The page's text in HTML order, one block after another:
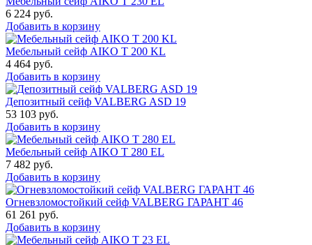
6 224 руб.
Добавить в корзину
Мебельный сейф AIKO T 200 KL
4 464 руб.
Добавить в корзину
Депозитный сейф VALBERG ASD 19
53 103 руб.
Добавить в корзину
Мебельный сейф AIKO T 280 EL
7 482 руб.
Добавить в корзину
Огневзломостойкий сейф VALBERG ГАРАНТ 46
61 261 руб.
Добавить в корзину